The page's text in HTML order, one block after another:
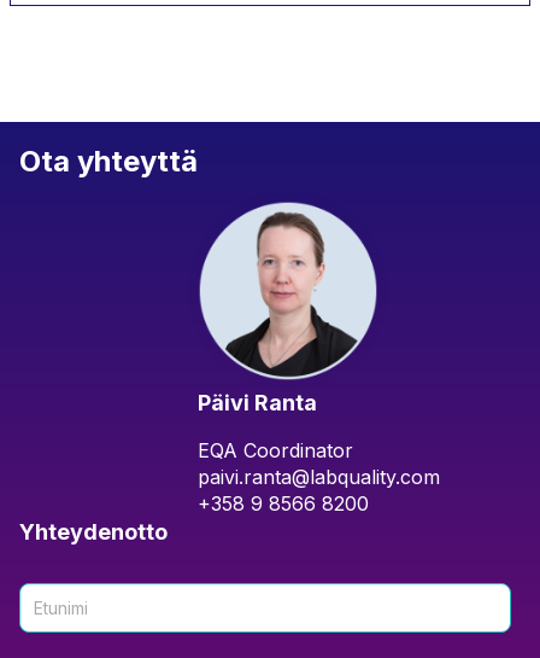
Ota yhteyttä
Päivi Ranta
EQA Coordinator
paivi.ranta@labquality.com
+358 9 8566 8200
Yhteydenotto